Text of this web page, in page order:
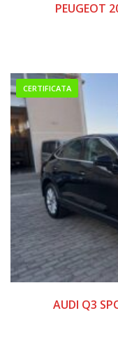
PEUGEOT
CERTIFICATA
AUDI Q3